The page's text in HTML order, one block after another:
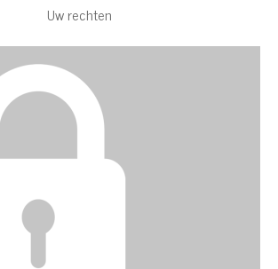
Uw rechten